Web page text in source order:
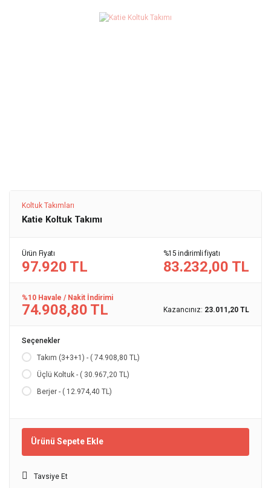
Koltuk Takımları
Katie Koltuk Takımı
Ürün Fiyatı
97.920 TL
%15 indirimli fiyatı
83.232,00 TL
%10 Havale / Nakit İndirimi
74.908,80 TL Kazancınız: 23.011,20 TL
Seçenekler
Takım (3+3+1) - ( 74.908,80 TL)
Üçlü Koltuk - ( 30.967,20 TL)
Berjer - ( 12.974,40 TL)
Ürünü Sepete Ekle
Tavsiye Et